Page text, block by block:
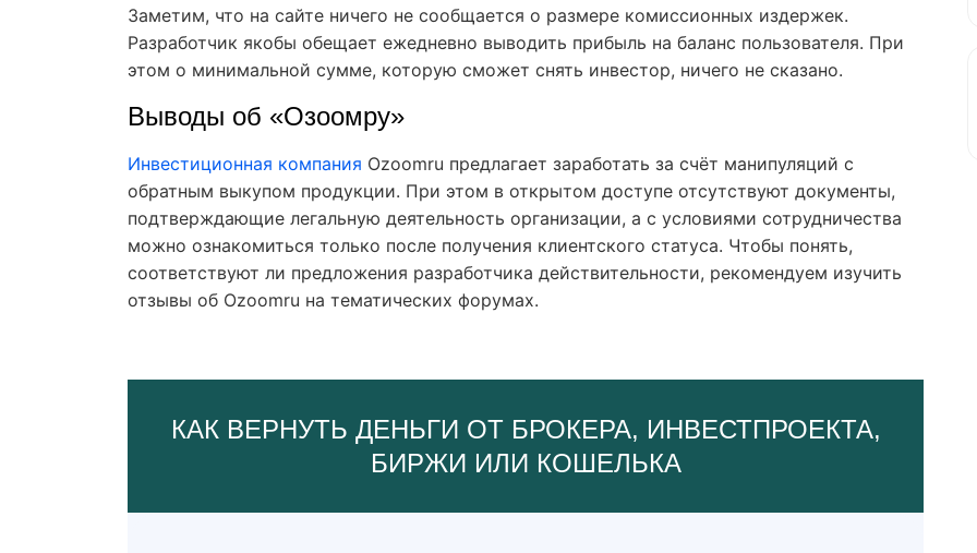
Заметим, что на сайте ничего не сообщается о размере комиссионных издержек.
Разработчик якобы обещает ежедневно выводить прибыль на баланс пользователя. При
этом о минимальной сумме, которую сможет снять инвестор, ничего не сказано.
Выводы об «Озоомру»
Инвестиционная компания Ozoomru предлагает заработать за счёт манипуляций с
обратным выкупом продукции. При этом в открытом доступе отсутствуют документы,
подтверждающие легальную деятельность организации, а с условиями сотрудничества
можно ознакомиться только после получения клиентского статуса. Чтобы понять,
соответствуют ли предложения разработчика действительности, рекомендуем изучить
отзывы об Ozoomru на тематических форумах.
КАК ВЕРНУТЬ ДЕНЬГИ ОТ БРОКЕРА, ИНВЕСТПРОЕКТА,
БИРЖИ ИЛИ КОШЕЛЬКА